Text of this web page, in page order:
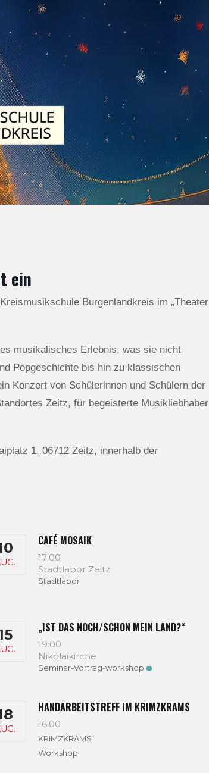
ein
Burgenlandkreis im „Theater
musikalisches Erlebnis, was sie nicht
Popgeschichte bis hin zu klassischen
Konzert von Schülerinnen und Schülern der
Zeitz, für begeisterte Musikliebhaber
1, 06712 Zeitz, innerhalb der
CAFÉ MOSAIK
17:00
Stadtlabor Zeitz
Stadtlabor
„IST DAS NOCH/SCHON MEIN LAND?“
19:00
Nikolaikirche
Seminar-Vortrag-workshop
HANDARBEITSTREFF IM KRIMZKRAMS
16:00
KRIMZKRAMS
Workshop